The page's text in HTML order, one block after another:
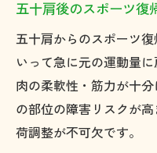
五十肩後のスポーツ復
五十肩からのスポーツ
いって急に元の運動量
肉の柔軟性・筋力が十
の部位の障害リスクが
荷調整が不可欠です。